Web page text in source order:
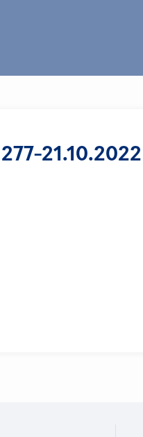
277-21.10.2022